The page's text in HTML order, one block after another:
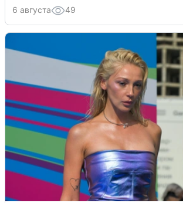
6 августа 49